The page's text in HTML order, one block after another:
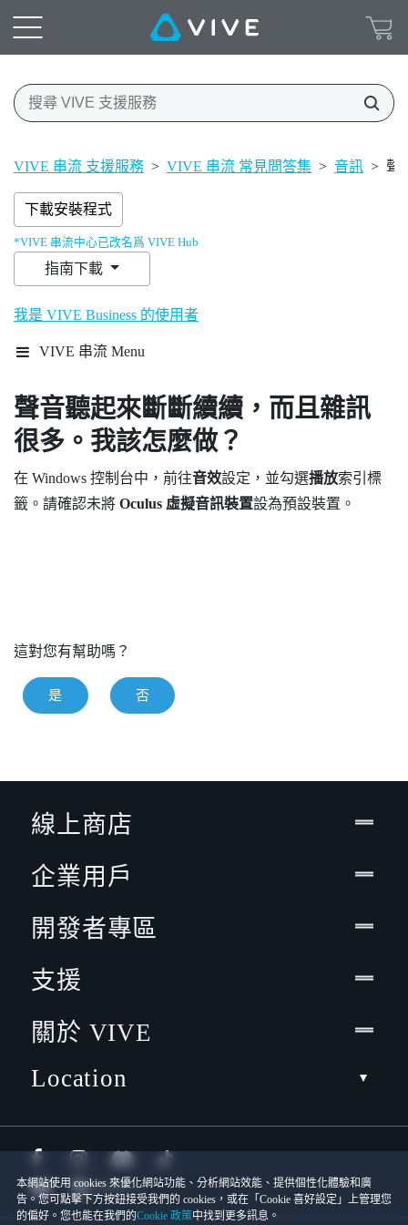
VIVE 串流 支援服務 > VIVE 串流 常見問答集 > 音訊 > 聲
下載安裝程式
*VIVE 串流中心已改名爲 VIVE Hub
指南下載
我是 VIVE Business 的使用者
VIVE 串流 Menu
聲音聽起來斷斷續續，而且雜訊
很多。我該怎麼做？
在 Windows 控制台中，前往音效設定，並勾選播放索引標
籤。請確認未將 Oculus 虛擬音訊裝置設為預設裝置。
這對您有幫助嗎？
是 否
本網站使用 cookies 來優化網站功能、分析網站效能、提供個性化體驗和廣
告。您可點擊下方按鈕接受我們的 cookies，或在「Cookie 喜好設定」上管理您
的偏好。您也能在我們的Cookie 政策中找到更多訊息。
線上商店
企業用戶
開發者專區
支援
關於 VIVE
Location